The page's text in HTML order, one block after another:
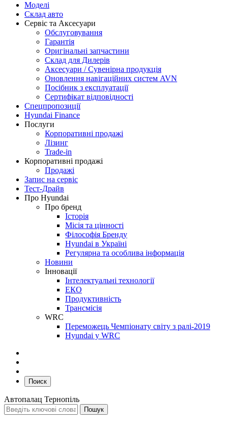
Моделі
Склад авто
Сервіс та Аксесуари
Обслуговування
Гарантія
Оригінальні запчастини
Склад для Дилерів
Аксесуари / Сувенірна продукція
Оновлення навігаційних систем AVN
Посібник з експлуатації
Сертифікат відповідності
Спецпропозиції
Hyundai Finance
Послуги
Корпоративні продажі
Лізинг
Trade-in
Корпоративні продажі
Продажі
Запис на сервіс
Тест-Драйв
Про Hyundai
Про бренд
Історія
Місія та цінності
Філософія Бренду
Hyundai в Україні
Регулярна та особлива інформація
Новини
Інновації
Інтелектуальні технології
ЕКО
Продуктивність
Трансмісія
WRC
Переможець Чемпіонату світу з ралі-2019
Hyundai у WRC
Поиск
Автопалац Тернопіль